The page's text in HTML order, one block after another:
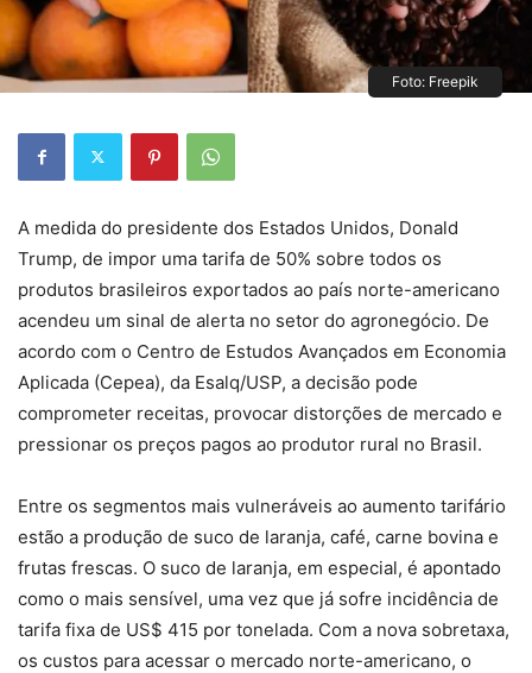
Foto: Freepik
A medida do presidente dos Estados Unidos, Donald
Trump, de impor uma tarifa de 50% sobre todos os
produtos brasileiros exportados ao país norte-americano
acendeu um sinal de alerta no setor do agronegócio. De
acordo com o Centro de Estudos Avançados em Economia
Aplicada (Cepea), da Esalq/USP, a decisão pode
comprometer receitas, provocar distorções de mercado e
pressionar os preços pagos ao produtor rural no Brasil.
Entre os segmentos mais vulneráveis ao aumento tarifário
estão a produção de suco de laranja, café, carne bovina e
frutas frescas. O suco de laranja, em especial, é apontado
como o mais sensível, uma vez que já sofre incidência de
tarifa fixa de US$ 415 por tonelada. Com a nova sobretaxa,
os custos para acessar o mercado norte-americano, o